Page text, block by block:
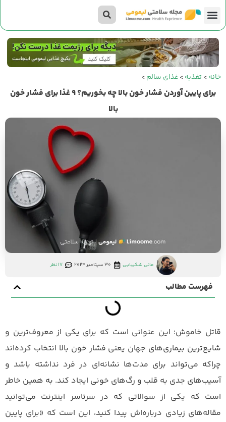
خانه> تغذیه> غذای سالم>
برای پایین آوردن فشار خون بالا چه بخوریم؟ 9 غذا برای فشار خون
بالا
مانی شکیبایی 30 سپتامبر 2024 17 نظر
فهرست مطالب
قاتل خاموش؛ این عنوانی است که برای یکی از معروف‌ترین و
شایع‌ترین بیماری‌های جهان یعنی فشار خون بالا انتخاب کرده‌اند
چراکه می‌تواند برای مدت‌ها نشانه‌ای در فرد نداشته باشد و
آسیب‌های جدی‌ به قلب و رگ‌های خونی ایجاد کند. به همین خاطر
است که یکی از سوالاتی که در سرتاسر اینترنت می‌توانید
مقاله‌های زیادی درباره‌اش پیدا کنید، این است که «برای پایین